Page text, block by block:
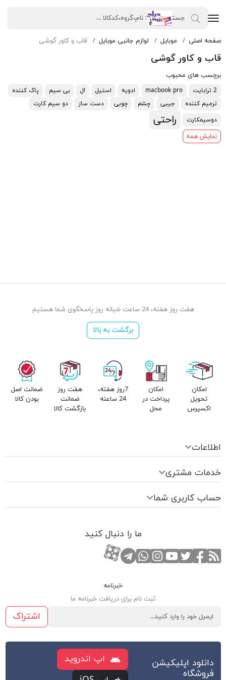
صفحه اصلی موبایل لوازم جانبی موبایل قاب و کاور گوشی
قاب و کاور گوشی
برچسب های محبوب
2 ترابایت macbook pro ادویه استیل ال بی سیم
پاک کننده
ترمیم کننده
جیبی چشم چوبی دست ساز
دو سیم کارت
دوسیمکارت
راحتی
نمایش همه
هفت روز هفته، 24 ساعت شبانه روز پاسخگوی شما هستیم
برگشت به بالا
امکان
تحویل
اکسپرس
امکان
پرداخت در
محل
7روز هفته،
24 ساعته
هفت روز
ضمانت
بازگشت کالا
ضمانت اصل
بودن کالا
اطلاعات
خدمات مشتری
حساب کاربری شما
ما را دنبال کنید
RSSصفحه فیسبوک
صفحه تویتر
کانال یوتوب
صفحه اینستاگرام
تماس با واتس اپ
کانال تلگرام
کانال آپارات
خبرنامه
ثبت نام برای دریافت خبرنامه ما
اشتراک
دانلود اپلیکیشن
فروشگاه
اپ اندروید